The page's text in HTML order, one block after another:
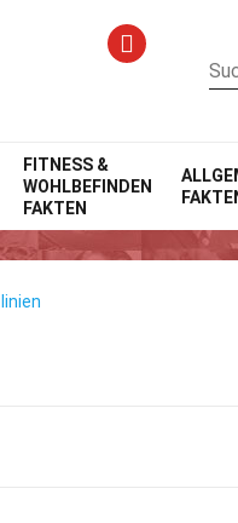
FITNESS &
WOHLBEFINDEN
FAKTEN